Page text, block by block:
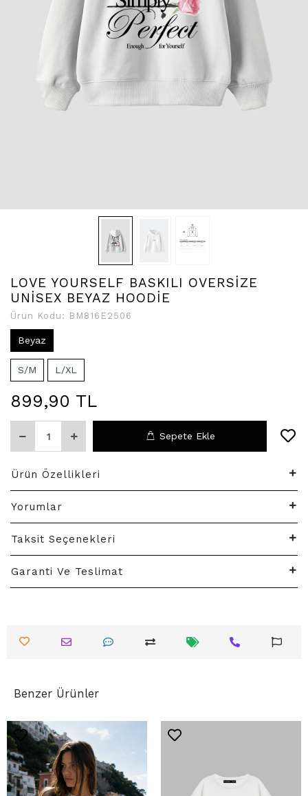
LOVE YOURSELF BASKILI OVERSİZE
UNİSEX BEYAZ HOODİE
Ürün Kodu: BM816E2506
Beyaz
S/M L/XL
899,90 TL
Sepete Ekle
Ürün Özellikleri
Yorumlar
Taksit Seçenekleri
Garanti Ve Teslimat
Benzer Ürünler